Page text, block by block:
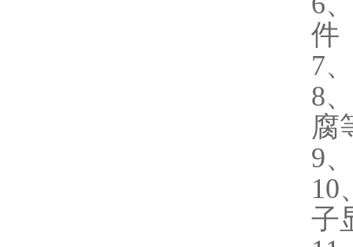
件
7
8
腐
9
10
子